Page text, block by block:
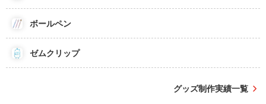
ボールペン
ゼムクリップ
グッズ制作実績一覧